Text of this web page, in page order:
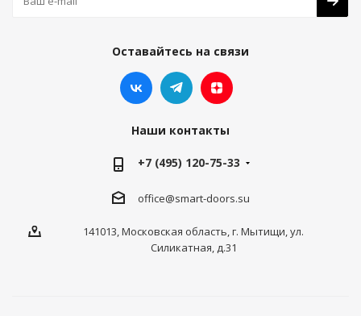
Оставайтесь на связи
Наши контакты
+7 (495) 120-75-33
office@smart-doors.su
141013, Московская область, г. Мытищи, ул.
Силикатная, д.31